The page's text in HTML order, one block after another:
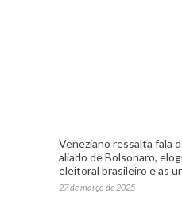
Veneziano ressalta fala
aliado de Bolsonaro,
eleitoral brasileiro e as
27 de março de 2025